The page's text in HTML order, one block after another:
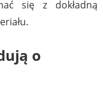
się z dokładną
o